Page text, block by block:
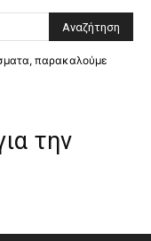
παρακαλούμε
την